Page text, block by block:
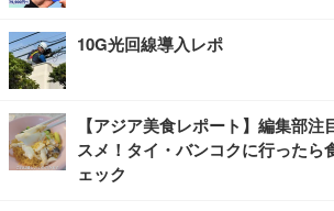
10G光回線導入レポ
【アジア美食レポート】編集部
スメ！タイ・バンコクに行ったら
ェック